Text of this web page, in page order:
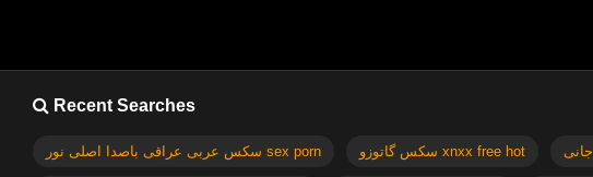
Recent Searches
سکس عربی عراقی باصدا اصلی نور sex porn سکس گاتوزو xnxx free hot